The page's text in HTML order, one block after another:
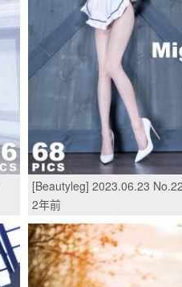
[Beautyleg] 2023.06.23
Mig/(69P)
2年前